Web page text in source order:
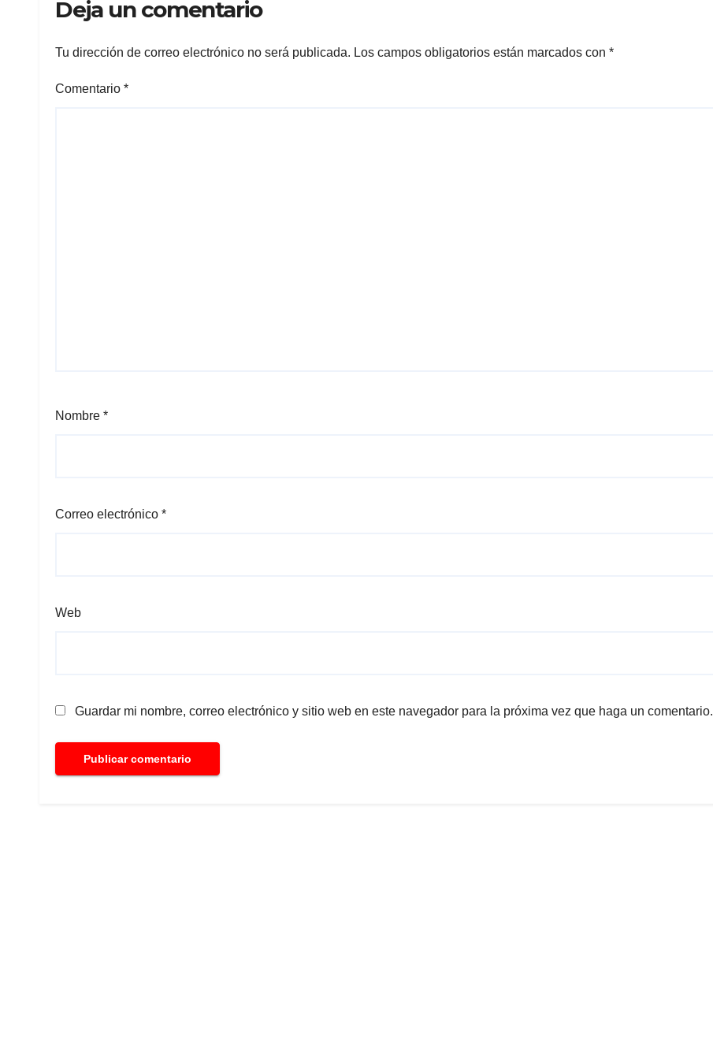
Deja un comentario
Tu dirección de correo electrónico no será publicada. Los campos obligatorios están marcados con *
Comentario *
Nombre *
Correo electrónico *
Web
Guardar mi nombre, correo electrónico y sitio web en este navegador para la próxima vez que haga un comentario.